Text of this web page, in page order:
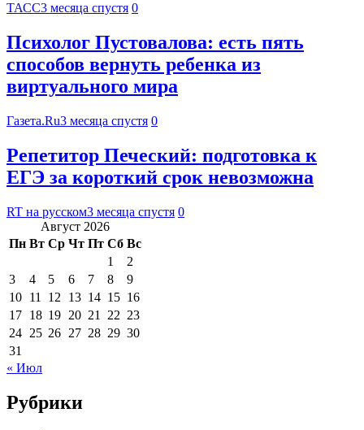
ТАСС3 месяца спустя 0
Психолог Пустовалова: есть пять
способов вернуть ребенка из
виртуального мира
Газета.Ru3 месяца спустя 0
Репетитор Печеский: подготовка к
ЕГЭ за короткий срок невозможна
RT на русском3 месяца спустя 0
Август 2026
Пн Вт Ср Чт Пт Сб Вс
1
2
3
4 5 6 7 8
9
10 11 12 13 14 15 16
17 18 19 20 21 22 23
24 25 26 27 28 29 30
31
« Июл
Рубрики